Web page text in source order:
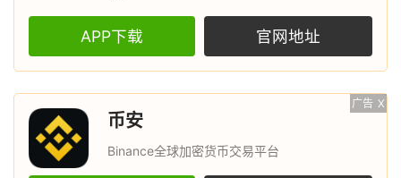
APP下载 官网地址
广告 X
币安
Binance全球加密货币交易平台